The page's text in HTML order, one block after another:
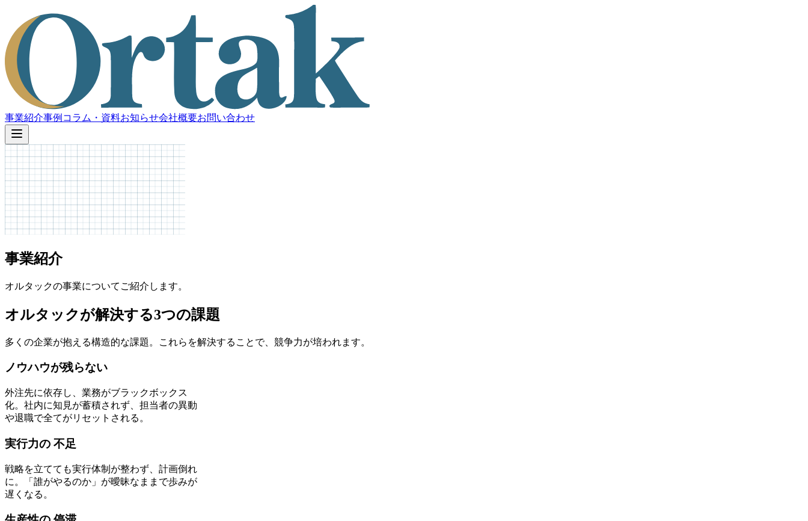
事業紹介事例 コラム・資料お知らせ会社概要お問い合わせ
事業紹介
オルタックの事業についてご紹介します。
オルタックが解決する3つの課題
多くの企業が抱える構造的な課題。これらを解決することで、競争力が培われます。
ノウハウが残らない
外注先に依存し、業務がブラックボックス
化。社内に知見が蓄積されず、担当者の異動
や退職で全てがリセットされる。
実行力の 不足
戦略を立てても実行体制が整わず、計画倒れ
に。「誰がやるのか」が曖昧なままで歩みが
遅くなる。